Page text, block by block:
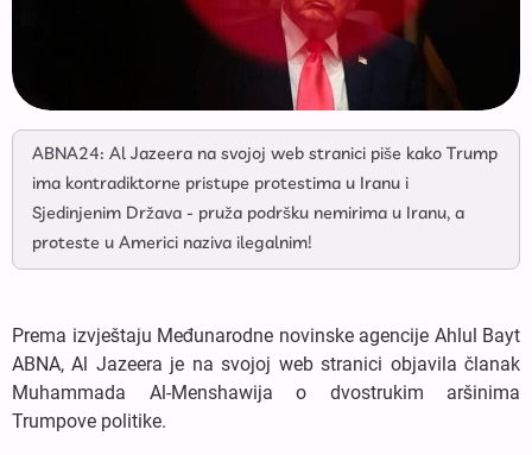
ABNA24: Al Jazeera na svojoj web stranici piše kako Trump
ima kontradiktorne pristupe protestima u Iranu i
Sjedinjenim Država - pruža podršku nemirima u Iranu, a
proteste u Americi naziva ilegalnim!
Prema izvještaju Međunarodne novinske agencije Ahlul Bayt
ABNA, Al Jazeera je na svojoj web stranici objavila članak
Muhammada Al-Menshawija o dvostrukim aršinima
Trumpove politike.